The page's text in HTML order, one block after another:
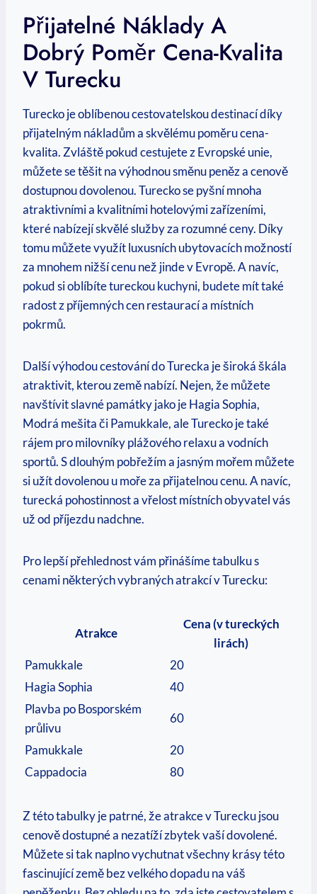
Přijatelné Náklady A
Dobrý Poměr Cena-Kvalita
V Turecku
Turecko je oblíbenou cestovatelskou destinací díky
přijatelným nákladům a skvělému poměru cena-
kvalita. Zvláště pokud cestujete z Evropské unie,
můžete se těšit na výhodnou směnu peněz a cenově
dostupnou dovolenou. Turecko se pyšní mnoha
atraktivními a kvalitními hotelovými zařízeními,
které nabízejí skvělé služby za rozumné ceny. Díky
tomu můžete využít luxusních ubytovacích možností
za mnohem nižší cenu než jinde v Evropě. A navíc,
pokud si oblíbíte tureckou kuchyni, budete mít také
radost z příjemných cen restaurací a místních
pokrmů.
Další výhodou cestování do Turecka je široká škála
atraktivit, kterou země nabízí. Nejen, že můžete
navštívit slavné památky jako je Hagia Sophia,
Modrá mešita či Pamukkale, ale Turecko je také
rájem pro milovníky plážového relaxu a vodních
sportů. S dlouhým pobřežím a jasným mořem můžete
si užít dovolenou u moře za přijatelnou cenu. A navíc,
turecká pohostinnost a vřelost místních obyvatel vás
už od příjezdu nadchne.
Pro lepší přehlednost vám přinášíme tabulku s
cenami některých vybraných atrakcí v Turecku:
Atrakce
Cena (v tureckých
lirách)
Pamukkale
20
Hagia Sophia
40
Plavba po Bosporském
průlivu
60
Pamukkale
20
Cappadocia
80
Z této tabulky je patrné, že atrakce v Turecku jsou
cenově dostupné a nezatíží zbytek vaší dovolené.
Můžete si tak naplno vychutnat všechny krásy této
fascinující země bez velkého dopadu na váš